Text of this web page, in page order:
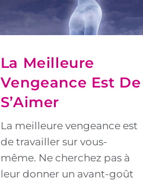
La Meilleure
Vengeance Est De
S’Aimer
La meilleure vengeance est
de travailler sur vous-
même. Ne cherchez pas à
leur donner un avant-goût